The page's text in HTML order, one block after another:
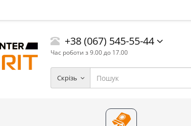
+38 (067) 545-55-44
Час роботи з 9.00 до 17.00
Скрізь